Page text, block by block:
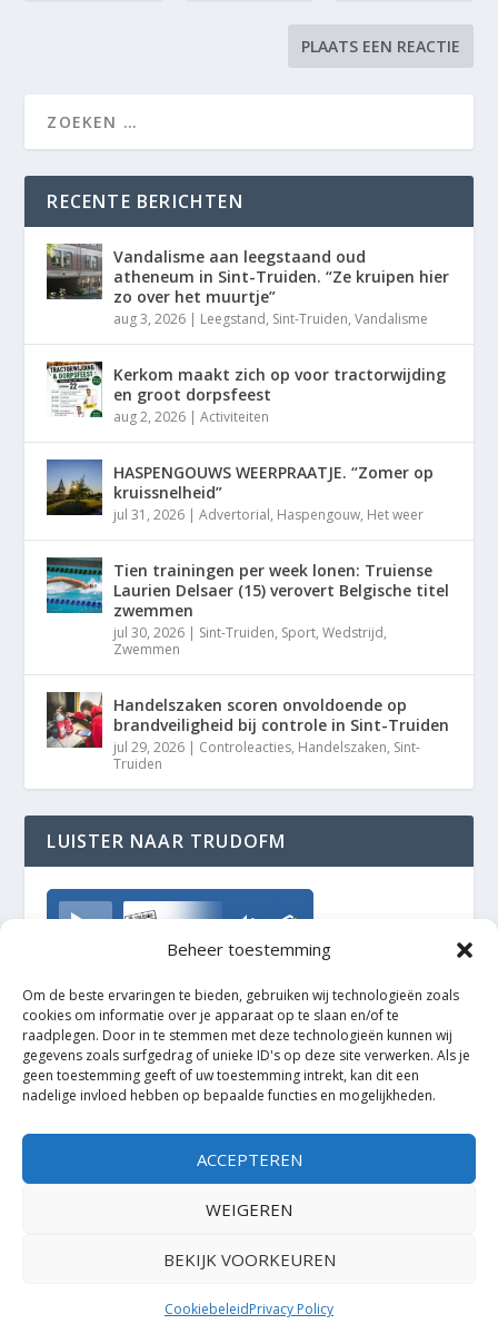
Beheer toestemming
Om de beste ervaringen te bieden, gebruiken wij technologieën zoals
cookies om informatie over je apparaat op te slaan en/of te
raadplegen. Door in te stemmen met deze technologieën kunnen wij
gegevens zoals surfgedrag of unieke ID's op deze site verwerken. Als je
geen toestemming geeft of uw toestemming intrekt, kan dit een
nadelige invloed hebben op bepaalde functies en mogelijkheden.
ACCEPTEREN
WEIGEREN
BEKIJK VOORKEUREN
CookiebeleidPrivacy Policy
RECENTE BERICHTEN
Vandalisme aan leegstaand oud
atheneum in Sint-Truiden. “Ze kruipen hier
zo over het muurtje”
aug 3, 2026 | Leegstand, Sint-Truiden,Vandalisme
Kerkom maakt zich op voor tractorwijding
en groot dorpsfeest
aug 2, 2026 |Activiteiten
HASPENGOUWS WEERPRAATJE. “Zomer op
kruissnelheid”
jul 31, 2026 |Advertorial, Haspengouw, Het weer
Tien trainingen per week lonen: Truiense
Laurien Delsaer (15) verovert Belgische titel
zwemmen
jul 30, 2026 | Sint-Truiden, Sport,Wedstrijd,
Zwemmen
Handelszaken scoren onvoldoende op
brandveiligheid bij controle in Sint-Truiden
jul 29, 2026 | Controleacties, Handelszaken, Sint-
Truiden
LUISTER NAAR TRUDOFM
TrudoFM
Elegant Themes| Mogelijk gemaakt door